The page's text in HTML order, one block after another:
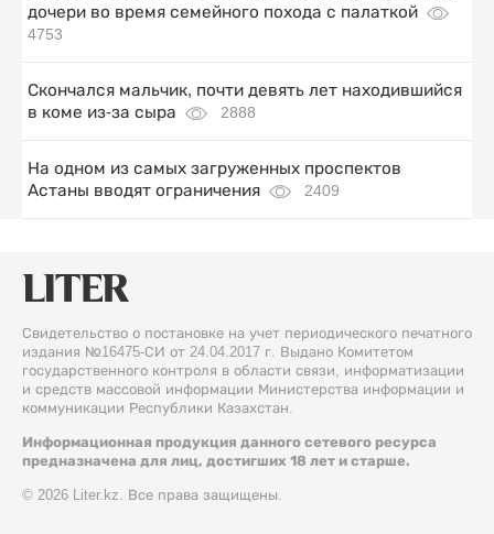
дочери во время семейного похода с палаткой
4753
Скончался мальчик, почти девять лет находившийся
в коме из-за сыра
2888
На одном из самых загруженных проспектов
Астаны вводят ограничения
2409
Свидетельство о постановке на учет периодического печатного
издания №16475-СИ от 24.04.2017 г. Выдано Комитетом
государственного контроля в области связи, информатизации
и средств массовой информации Министерства информации и
коммуникации Республики Казахстан.
Информационная продукция данного сетевого ресурса
предназначена для лиц, достигших 18 лет и старше.
© 2026 Liter.kz. Все права защищены.